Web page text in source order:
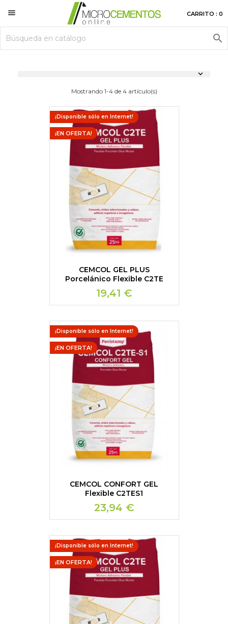
 CARRITO : 0


Mostrando 1-4 de 4 artículo(s)
CEMCOL GEL PLUS
Porcelánico Flexible C2TE
19,41 €
¡Disponible sólo en Internet!
¡EN OFERTA!
CEMCOL CONFORT GEL
Flexible C2TES1
23,94 €
¡Disponible sólo en Internet!
¡EN OFERTA!
¡Disponible sólo en Internet!
¡EN OFERTA!